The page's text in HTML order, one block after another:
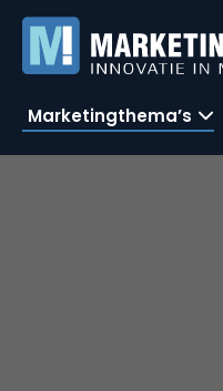
Marketingthema’s